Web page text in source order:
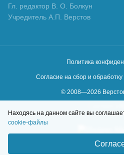
Гл. редактор В. О. Болкун
Учредитель А.П. Верстов
Политика
Согласие на сбор и
© 2008—2026
Находясь на данном сайте вы
cookie-файлы